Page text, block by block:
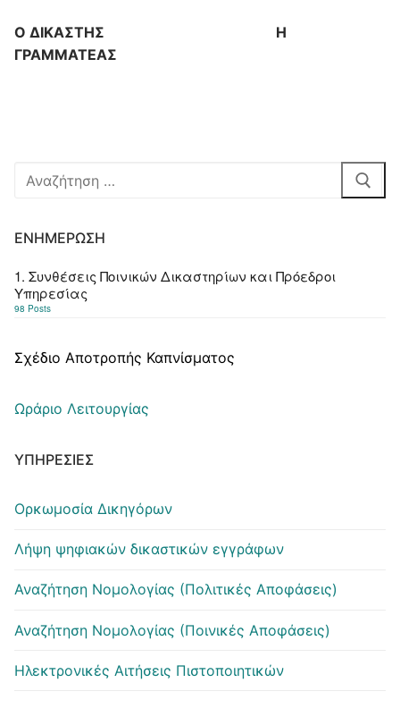
Ο ΔΙΚΑΣΤΗΣ Η
ΓΡΑΜΜΑΤΕΑΣ
Αναζήτηση
ΕΝΗΜΈΡΩΣΗ
1. Συνθέσεις Ποινικών Δικαστηρίων και Πρόεδροι
Υπηρεσίας
98 Posts
Σχέδιο Αποτροπής Καπνίσματος
Ωράριο Λειτουργίας
ΥΠΗΡΕΣΊΕΣ
Ορκωμοσία Δικηγόρων
Λήψη ψηφιακών δικαστικών εγγράφων
Αναζήτηση Νομολογίας (Πολιτικές Αποφάσεις)
Αναζήτηση Νομολογίας (Ποινικές Αποφάσεις)
Ηλεκτρονικές Αιτήσεις Πιστοποιητικών